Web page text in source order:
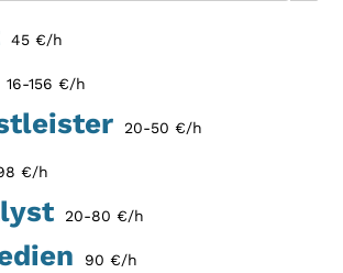
45 €/h
16-156 €/h
20-50 €/h
€/h
20-80 €/h
90 €/h